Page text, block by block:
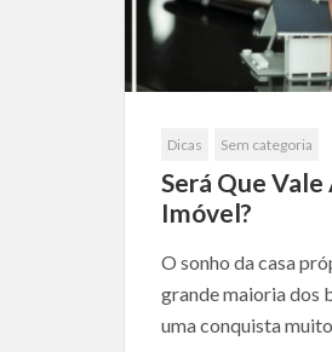
Dicas Sem categoria
Será Que Vale
Imóvel?
O sonho da casa
grande maioria dos
uma conquista